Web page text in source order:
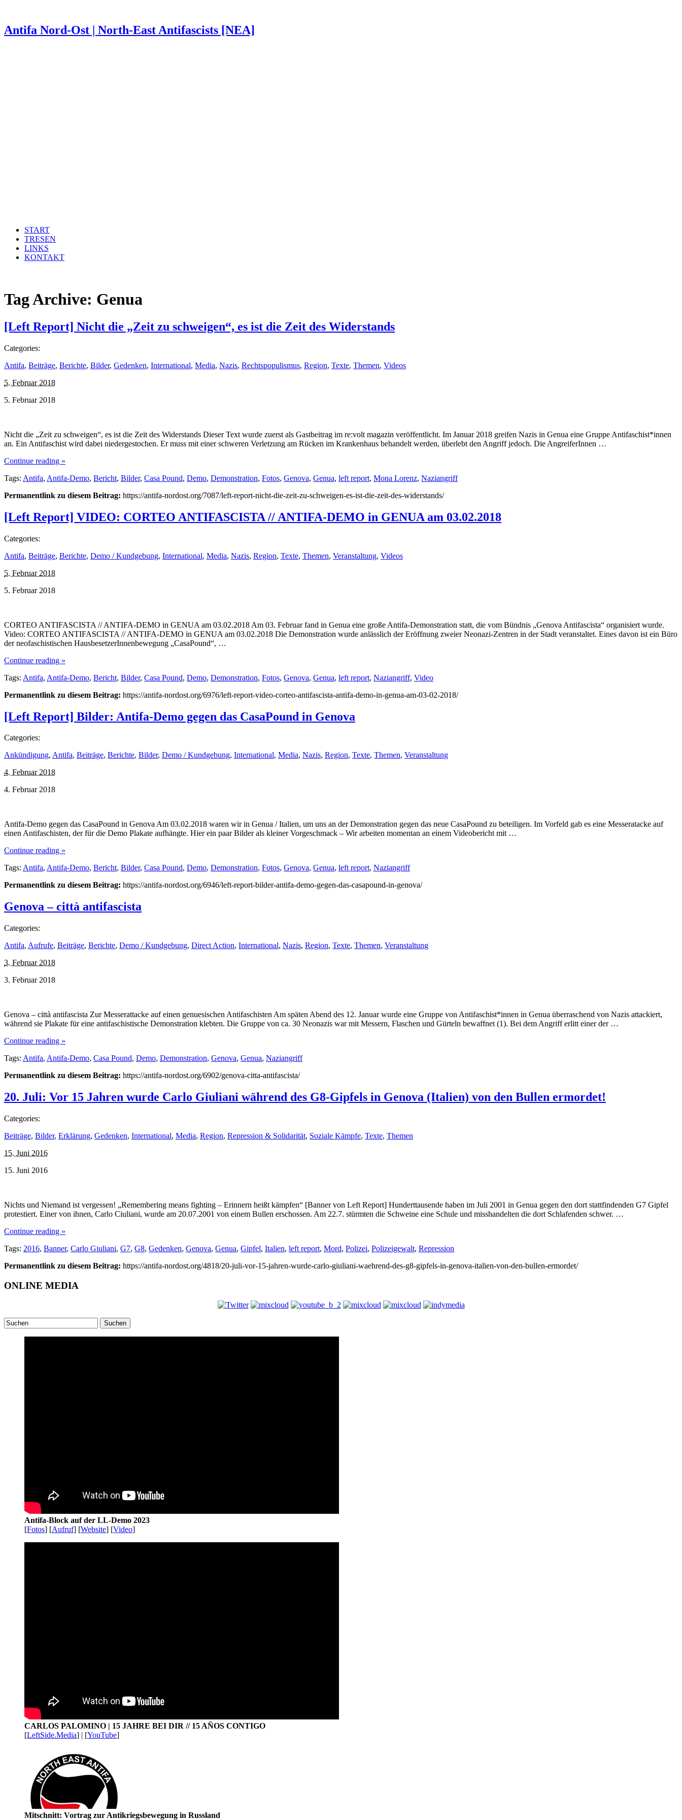
Antifa Nord-Ost | North-East Antifascists [NEA]
START
TRESEN
LINKS
KONTAKT
Tag Archive: Genua
[Left Report] Nicht die „Zeit zu schweigen“, es ist die Zeit des Widerstands
Categories:
Antifa, Beiträge, Berichte, Bilder, Gedenken, International, Media, Nazis, Rechtspopulismus, Region, Texte, Themen, Videos
5. Februar 2018
5. Februar 2018
Nicht die „Zeit zu schweigen“, es ist die Zeit des Widerstands Dieser Text wurde zuerst als Gastbeitrag im re:volt magazin veröffentlicht. Im Januar 2018 greifen Nazis in Genua eine Gruppe Antifaschist*innen
an. Ein Antifaschist wird dabei niedergestochen. Er muss mit einer schweren Verletzung am Rücken im Krankenhaus behandelt werden, überlebt den Angriff jedoch. Die AngreiferInnen …
Continue reading »
Tags: Antifa, Antifa-Demo, Bericht, Bilder, Casa Pound, Demo, Demonstration, Fotos, Genova, Genua, left report, Mona Lorenz, Naziangriff
Permanentlink zu diesem Beitrag: https://antifa-nordost.org/7087/left-report-nicht-die-zeit-zu-schweigen-es-ist-die-zeit-des-widerstands/
[Left Report] VIDEO: CORTEO ANTIFASCISTA // ANTIFA-DEMO in GENUA am 03.02.2018
Categories:
Antifa, Beiträge, Berichte, Demo / Kundgebung, International, Media, Nazis, Region, Texte, Themen, Veranstaltung, Videos
5. Februar 2018
5. Februar 2018
CORTEO ANTIFASCISTA // ANTIFA-DEMO in GENUA am 03.02.2018 Am 03. Februar fand in Genua eine große Antifa-Demonstration statt, die vom Bündnis „Genova Antifascista“ organisiert wurde.
Video: CORTEO ANTIFASCISTA // ANTIFA-DEMO in GENUA am 03.02.2018 Die Demonstration wurde anlässlich der Eröffnung zweier Neonazi-Zentren in der Stadt veranstaltet. Eines davon ist ein Büro
der neofaschistischen HausbesetzerInnenbewegung „CasaPound“, …
Continue reading »
Tags: Antifa, Antifa-Demo, Bericht, Bilder, Casa Pound, Demo, Demonstration, Fotos, Genova, Genua, left report, Naziangriff, Video
Permanentlink zu diesem Beitrag: https://antifa-nordost.org/6976/left-report-video-corteo-antifascista-antifa-demo-in-genua-am-03-02-2018/
[Left Report] Bilder: Antifa-Demo gegen das CasaPound in Genova
Categories:
Ankündigung, Antifa, Beiträge, Berichte, Bilder, Demo / Kundgebung, International, Media, Nazis, Region, Texte, Themen, Veranstaltung
4. Februar 2018
4. Februar 2018
Antifa-Demo gegen das CasaPound in Genova Am 03.02.2018 waren wir in Genua / Italien, um uns an der Demonstration gegen das neue CasaPound zu beteiligen. Im Vorfeld gab es eine Messeratacke auf
einen Antifaschisten, der für die Demo Plakate aufhängte. Hier ein paar Bilder als kleiner Vorgeschmack – Wir arbeiten momentan an einem Videobericht mit …
Continue reading »
Tags: Antifa, Antifa-Demo, Bericht, Bilder, Casa Pound, Demo, Demonstration, Fotos, Genova, Genua, left report, Naziangriff
Permanentlink zu diesem Beitrag: https://antifa-nordost.org/6946/left-report-bilder-antifa-demo-gegen-das-casapound-in-genova/
Genova – città antifascista
Categories:
Antifa, Aufrufe, Beiträge, Berichte, Demo / Kundgebung, Direct Action, International, Nazis, Region, Texte, Themen, Veranstaltung
3. Februar 2018
3. Februar 2018
Genova – città antifascista Zur Messerattacke auf einen genuesischen Antifaschisten Am späten Abend des 12. Januar wurde eine Gruppe von Antifaschist*innen in Genua überraschend von Nazis attackiert,
während sie Plakate für eine antifaschistische Demonstration klebten. Die Gruppe von ca. 30 Neonazis war mit Messern, Flaschen und Gürteln bewaffnet (1). Bei dem Angriff erlitt einer der …
Continue reading »
Tags: Antifa, Antifa-Demo, Casa Pound, Demo, Demonstration, Genova, Genua, Naziangriff
Permanentlink zu diesem Beitrag: https://antifa-nordost.org/6902/genova-citta-antifascista/
20. Juli: Vor 15 Jahren wurde Carlo Giuliani während des G8-Gipfels in Genova (Italien) von den Bullen ermordet!
Categories:
Beiträge, Bilder, Erklärung, Gedenken, International, Media, Region, Repression & Solidarität, Soziale Kämpfe, Texte, Themen
15. Juni 2016
15. Juni 2016
Nichts und Niemand ist vergessen! „Remembering means fighting – Erinnern heißt kämpfen“ [Banner von Left Report] Hunderttausende haben im Juli 2001 in Genua gegen den dort stattfindenden G7 Gipfel
protestiert. Einer von ihnen, Carlo Ciuliani, wurde am 20.07.2001 von einem Bullen erschossen. Am 22.7. stürmten die Schweine eine Schule und misshandelten die dort Schlafenden schwer. …
Continue reading »
Tags: 2016, Banner, Carlo Giuliani, G7, G8, Gedenken, Genova, Genua, Gipfel, Italien, left report, Mord, Polizei, Polizeigewalt, Repression
Permanentlink zu diesem Beitrag: https://antifa-nordost.org/4818/20-juli-vor-15-jahren-wurde-carlo-giuliani-waehrend-des-g8-gipfels-in-genova-italien-von-den-bullen-ermordet/
ONLINE MEDIA
Suchen
Antifa-Block auf der LL-Demo 2023
[Fotos] [Aufruf] [Website] [Video]
CARLOS PALOMINO | 15 JAHRE BEI DIR // 15 AÑOS CONTIGO
[LeftSide.Media] | [YouTube]
Mitschnitt: Vortrag zur Antikriegsbewegung in Russland